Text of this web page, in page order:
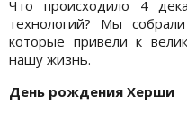
Что происходило 4
технологий? Мы
которые привели к
нашу жизнь.
День рождения Херши